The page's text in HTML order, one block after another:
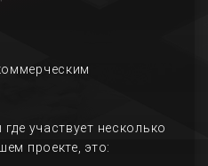
участвует несколько
проекте, это: